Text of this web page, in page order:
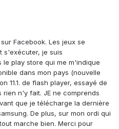
Facebook. Les jeux se
s'exécuter, je suis
le play store qui me m'indique
dans mon pays (nouvelle
11.1. de flash player, essayé de
n'y fait. JE ne comprends
que je télécharge la dernière
De plus, sur mon ordi qui
marche bien. Merci pour